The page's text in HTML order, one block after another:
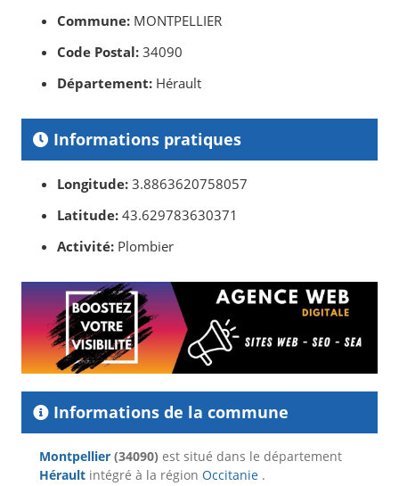
Commune: MONTPELLIER
Code Postal: 34090
Département: Hérault
Informations pratiques
Longitude: 3.8863620758057
Latitude: 43.629783630371
Activité: Plombier
Informations de la commune
Montpellier (34090) est situé dans le département
Hérault intégré à la région Occitanie .